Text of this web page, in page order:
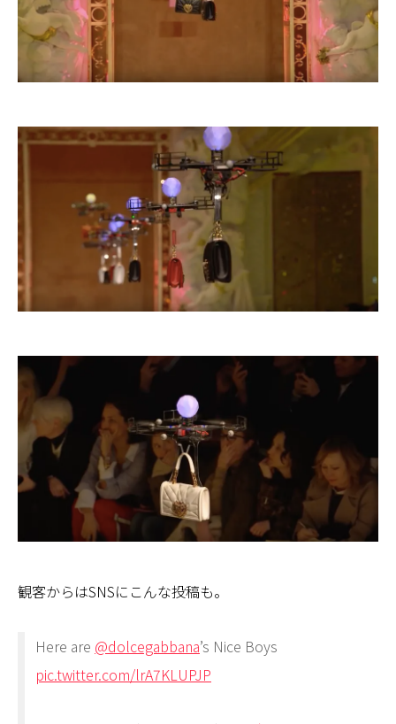
観客からはSNSにこんな投稿も。
Here are @dolcegabbana’s Nice Boys
pic.twitter.com/lrA7KLUPJP